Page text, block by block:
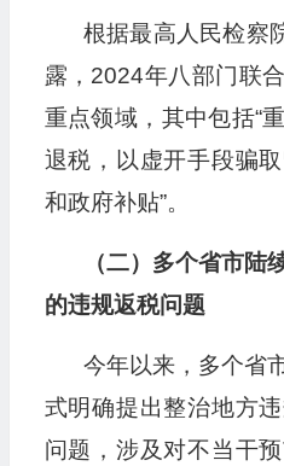
根据最高人民检察
露，2024年八部门联
重点领域，其中包括“
退税，以虚开手段骗
和政府补贴”。
（二）多个省市陆
的违规返税问题
今年以来，多个省
式明确提出整治地方
问题，涉及对不当干